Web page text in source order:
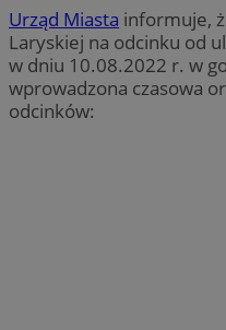
Urząd Miasta informuje,
Laryskiej na odcinku od
w dniu 10.08.2022 r. w
wprowadzona czasowa
odcinków: